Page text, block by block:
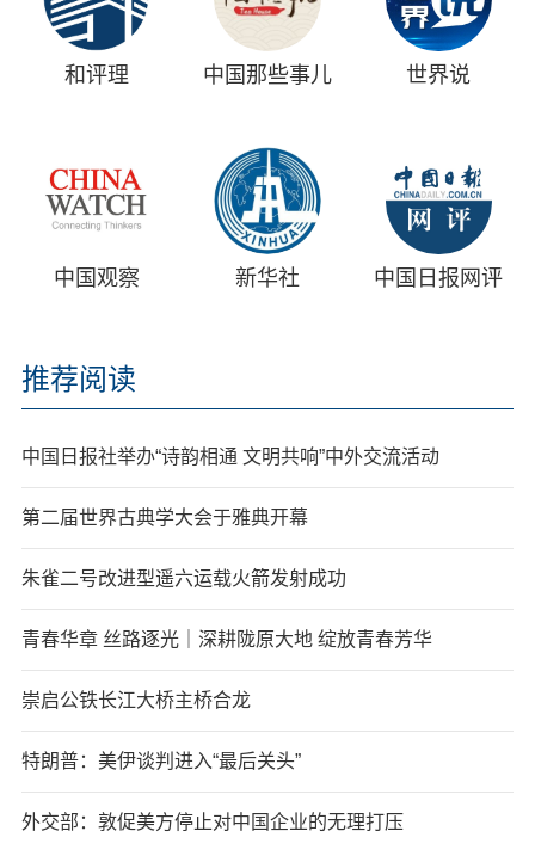
和评理 中国那些事儿 世界说
中国观察 新华社 中国日报网评
推荐阅读
中国日报社举办“诗韵相通 文明共响”中外交流活动
第二届世界古典学大会于雅典开幕
朱雀二号改进型遥六运载火箭发射成功
青春华章 丝路逐光｜深耕陇原大地 绽放青春芳华
崇启公铁长江大桥主桥合龙
特朗普：美伊谈判进入“最后关头”
外交部：敦促美方停止对中国企业的无理打压